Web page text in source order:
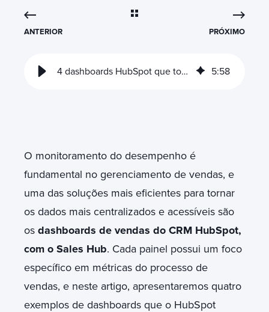
ANTERIOR PRÓXIMO
4 dashboards HubSpot que toda equipe de vendas deve usar 5:58
O monitoramento do desempenho é
fundamental no gerenciamento de vendas, e
uma das soluções mais eficientes para tornar
os dados mais centralizados e acessíveis são
os dashboards de vendas do CRM HubSpot,
com o Sales Hub. Cada painel possui um foco
específico em métricas do processo de
vendas, e neste artigo, apresentaremos quatro
exemplos de dashboards que o HubSpot